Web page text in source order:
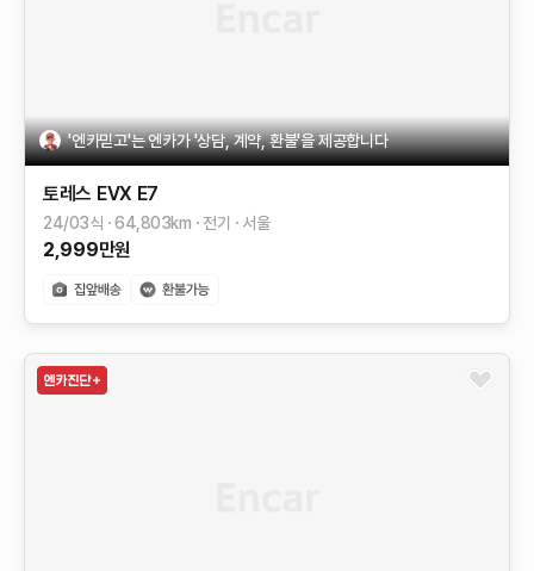
'엔카믿고'는 엔카가 '상담, 계약, 환불'을 제공합니다
토레스 EVX E7
24/03식 64,803km 전기 서울
2,999만원